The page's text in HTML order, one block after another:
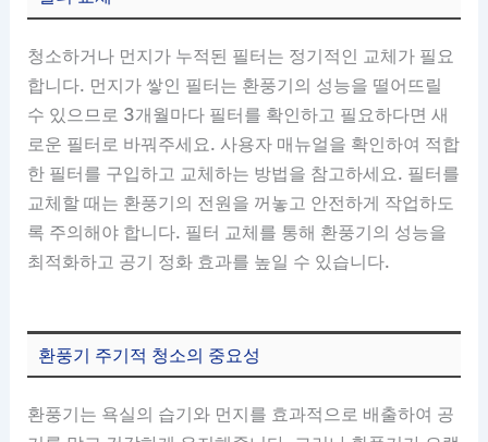
청소하거나 먼지가 누적된 필터는 정기적인 교체가 필요
합니다. 먼지가 쌓인 필터는 환풍기의 성능을 떨어뜨릴
수 있으므로 3개월마다 필터를 확인하고 필요하다면 새
로운 필터로 바꿔주세요. 사용자 매뉴얼을 확인하여 적합
한 필터를 구입하고 교체하는 방법을 참고하세요. 필터를
교체할 때는 환풍기의 전원을 꺼놓고 안전하게 작업하도
록 주의해야 합니다. 필터 교체를 통해 환풍기의 성능을
최적화하고 공기 정화 효과를 높일 수 있습니다.
환풍기 주기적 청소의 중요성
환풍기는 욕실의 습기와 먼지를 효과적으로 배출하여 공